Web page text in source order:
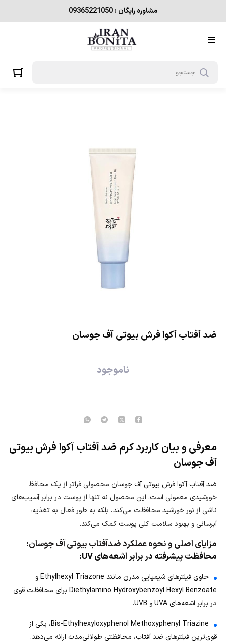
مشاوره رایگان : 09365221050
ضد آفتاب آکوا فرش بیوتی آف جوسان
ناموجود
معرفی و بیان کاربرد کرم ضد آفتاب آکوا فرش بیوتی
آف جوسان
ضد آفتاب آکوا فرش بیوتی آف جوسان محصولی فراتر از یک محافظ
خورشیدی معمولی است. این محصول نه تنها از پوست در برابر آسیب‌های
ناشی از نور خورشید محافظت می‌کند، بلکه به طور فعال به تغذیه،
آبرسانی و بهبود سلامت کلی پوست کمک می‌کند.
مزایای اصلی و نحوه عملکرد ضدآفتاب بیوتی آف جوسان:
محافظت پیشرفته در برابر اشعه‌های UV:
حاوی فیلترهای شیمیایی مدرن مانند Ethylhexyl Triazone و
Diethylamino Hydroxybenzoyl Hexyl Benzoate برای محافظت قوی
در برابر اشعه‌های UVA و UVB.
Bis-Ethylhexyloxyphenol Methoxyphenyl Triazine، یکی از
قوی‌ترین فیلترهای ضد آفتاب، محافظتی طولانی‌مدت ارائه می‌دهد.